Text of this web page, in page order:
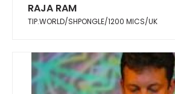
RAJA RAM
TIP.WORLD/SHPONGLE/1200 MICS/UK